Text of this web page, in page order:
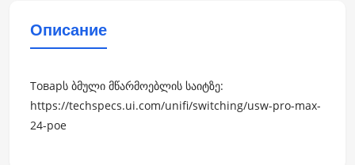
Описание
Товарს ბმული მწარმოებლის საიტზე:
https://techspecs.ui.com/unifi/switching/usw-pro-max-
24-poe